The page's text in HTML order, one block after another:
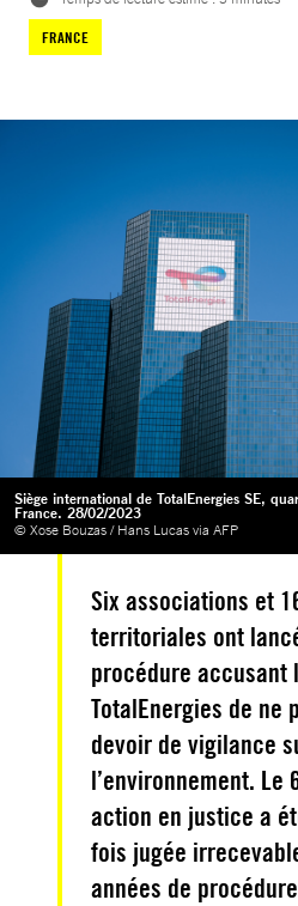
FRANCE
Siège international de TotalEnergies SE,
France. 28/02/2023
© Xose Bouzas / Hans Lucas via AFP
Six associations et
territoriales ont
procédure accusant
TotalEnergies de ne
devoir de vigilance
l’environnement.
action en justice a
fois jugée
années de